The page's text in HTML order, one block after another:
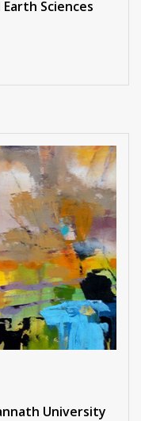
Sciences
University